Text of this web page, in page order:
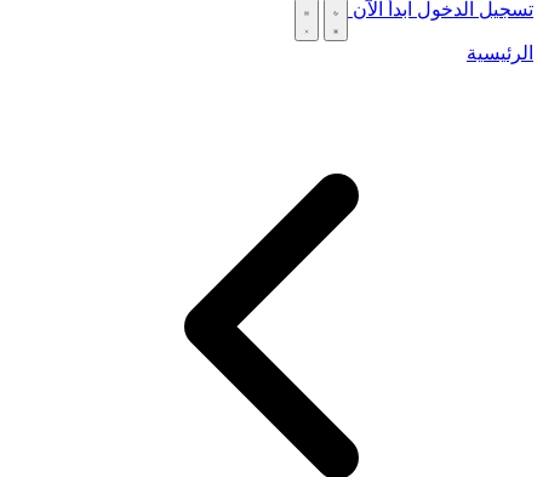
تسجيل الدخول ابدأ الآن
الرئيسية